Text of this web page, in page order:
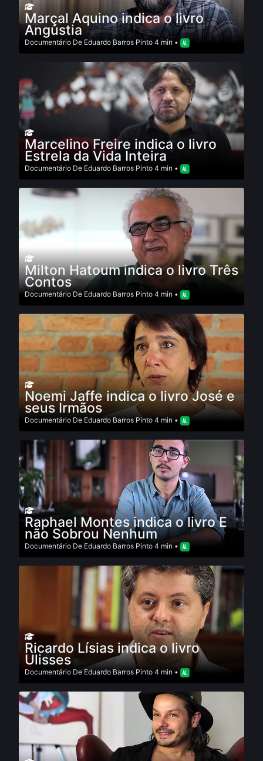
Marçal Aquino indica o livro
Angústia
Documentário De Eduardo Barros Pinto 4 min •
Marcelino Freire indica o livro
Estrela da Vida Inteira
Documentário De Eduardo Barros Pinto 4 min •
Milton Hatoum indica o livro Três
Contos
Documentário De Eduardo Barros Pinto 4 min •
Noemi Jaffe indica o livro José e
seus Irmãos
Documentário De Eduardo Barros Pinto 4 min •
Raphael Montes indica o livro E
não Sobrou Nenhum
Documentário De Eduardo Barros Pinto 4 min •
Ricardo Lísias indica o livro
Ulisses
Documentário De Eduardo Barros Pinto 4 min •